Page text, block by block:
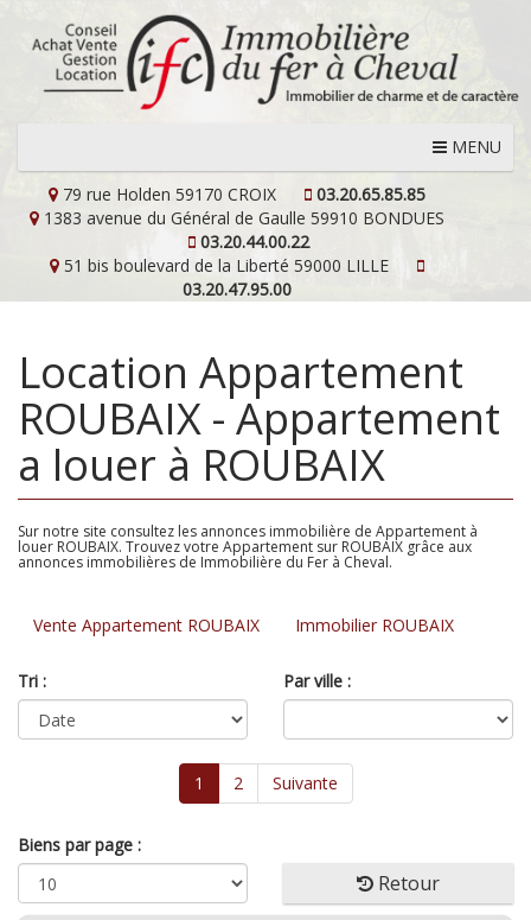
MENU
79 rue Holden 59170 CROIX
03.20.65.85.85
1383 avenue du Général de Gaulle 59910 BONDUES
03.20.44.00.22
51 bis boulevard de la Liberté 59000 LILLE
03.20.47.95.00
Location Appartement
ROUBAIX - Appartement
a louer à ROUBAIX
Sur notre site consultez les annonces immobilière de Appartement à
louer ROUBAIX. Trouvez votre Appartement sur ROUBAIX grâce aux
annonces immobilières de Immobilière du Fer à Cheval.
Vente Appartement ROUBAIX Immobilier ROUBAIX
Tri : Par ville :
1 2 Suivante
Biens par page :
Retour